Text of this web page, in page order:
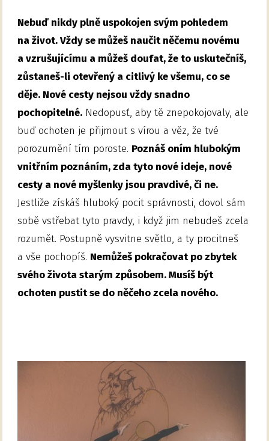
Nebuď nikdy plně uspokojen svým pohledem
na život. Vždy se můžeš naučit něčemu novému
a vzrušujícímu a můžeš doufat, že to uskutečníš,
zůstaneš-li otevřený a citlivý ke všemu, co se
děje. Nové cesty nejsou vždy snadno
pochopitelné. Nedopusť, aby tě znepokojovaly, ale
buď ochoten je přijmout s vírou a věz, že tvé
porozumění tím poroste. Poznáš oním hlubokým
vnitřním poznáním, zda tyto nové ideje, nové
cesty a nové myšlenky jsou pravdivé, či ne.
Jestliže získáš hluboký pocit správnosti, dovol sám
sobě vstřebat tyto pravdy, i když jim nebudeš zcela
rozumět. Postupně vysvitne světlo, a ty procitneš
a vše pochopíš. Nemůžeš pokračovat po zbytek
svého života starým způsobem. Musíš být
ochoten pustit se do něčeho zcela nového.